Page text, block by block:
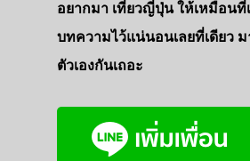
อยากมา เที่ยวญี่ปุ่น ให้เหมือนที่
บทความไว้แน่นอนเลยที่เดียว
ตัวเองกันเถอะ